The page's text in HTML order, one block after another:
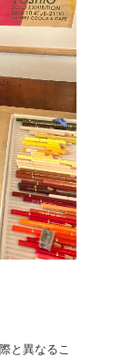
と異なるこ